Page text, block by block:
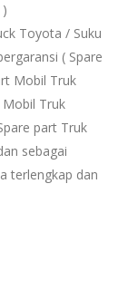
Toyota / Suku
( Spare
Mobil Truk
Truk
part Truk
sebagai
terlengkap dan